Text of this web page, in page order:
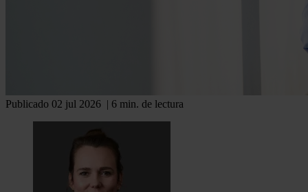
Publicado 02 jul 2026 | 6 min. de lectura